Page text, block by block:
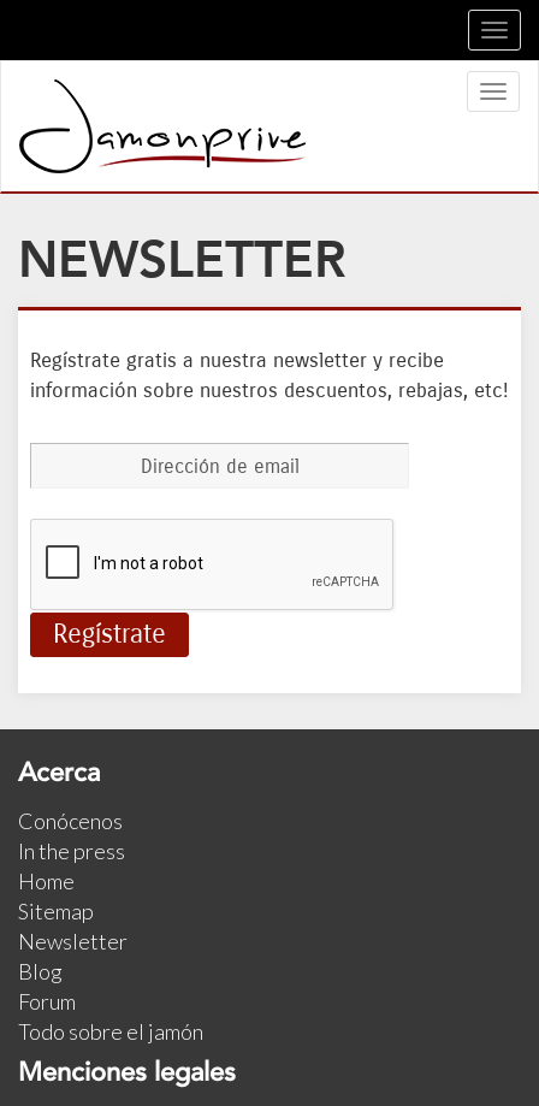
NEWSLETTER
Regístrate gratis a nuestra newsletter y recibe
información sobre nuestros descuentos, rebajas, etc!
Acerca
Conócenos
In the press
Home
Sitemap
Newsletter
Blog
Forum
Todo sobre el jamón
Menciones legales